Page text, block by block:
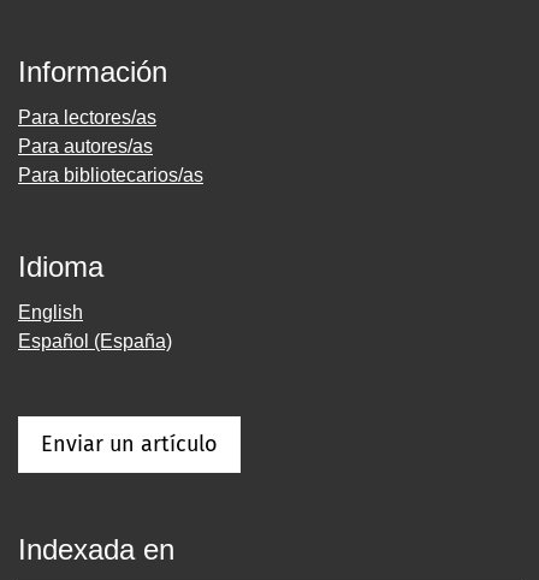
Información
Para lectores/as
Para autores/as
Para bibliotecarios/as
Idioma
English
Español (España)
Enviar un artículo
Indexada en